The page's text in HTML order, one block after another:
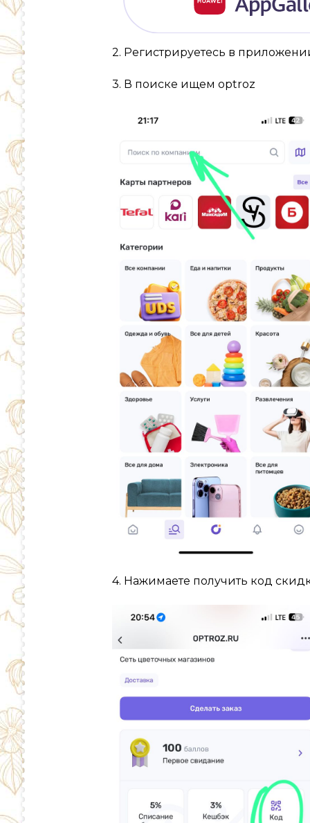
2. Регистрируетесь в
3. В поиске ищем optroz
4. Нажимаете получить код